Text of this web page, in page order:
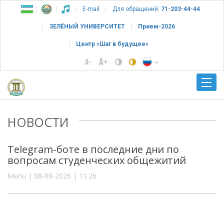
E-mail Для обращений: 71-203-44-44
ЗЕЛЁНЫЙ УНИВЕРСИТЕТ Прием-2026
Центр «Шаг в будущее»
НОВОСТИ
Telegram-боте в последние дни по
вопросам студенческих общежитий
Menu | 08-08-2026 | 11:26